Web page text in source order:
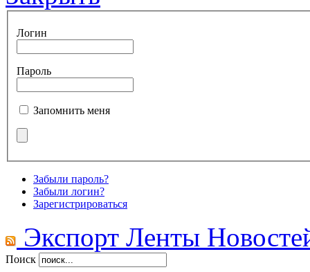
Логин
Пароль
Запомнить меня
Забыли пароль?
Забыли логин?
Зарегистрироваться
Экспорт Ленты
Поиск